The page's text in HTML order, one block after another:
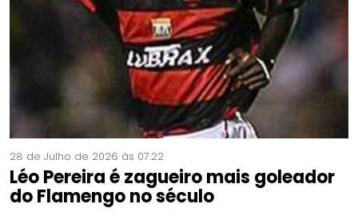
28 de Julho de 2026 às 07:22
Léo Pereira é zagueiro mais goleador
do Flamengo no século